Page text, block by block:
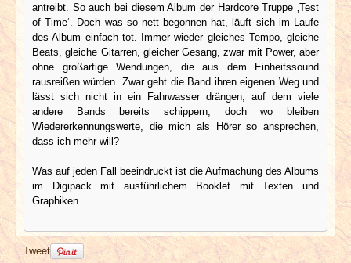
antreibt. So auch bei diesem Album der Hardcore Truppe ‚Test
of Time‘. Doch was so nett begonnen hat, läuft sich im Laufe
des Album einfach tot. Immer wieder gleiches Tempo, gleiche
Beats, gleiche Gitarren, gleicher Gesang, zwar mit Power, aber
ohne großartige Wendungen, die aus dem Einheitssound
rausreißen würden. Zwar geht die Band ihren eigenen Weg und
lässt sich nicht in ein Fahrwasser drängen, auf dem viele
andere Bands bereits schippern, doch wo bleiben
Wiedererkennungswerte, die mich als Hörer so ansprechen,
dass ich mehr will?
Was auf jeden Fall beeindruckt ist die Aufmachung des Albums
im Digipack mit ausführlichem Booklet mit Texten und
Graphiken.
Tweet